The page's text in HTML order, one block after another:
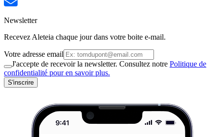
Newsletter
Recevez Aleteia chaque jour dans votre boite e-mail.
Votre adresse email
J'accepte de recevoir la newsletter. Consultez notre Politique de
confidentialité pour en savoir plus.
S'inscrire